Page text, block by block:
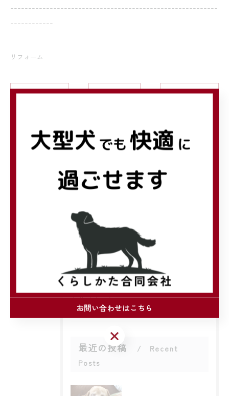
----------------------------------------------------------
------------
リフォーム
< 前のページ 一覧に戻る 次のページ >
関連タグ
#リフォーム #見積
カテゴリー
全てのカテゴリー
注文住宅
リフォーム
最近の投稿
Recent
Posts
お問い合わせはこちら
お問い合わせはこちら